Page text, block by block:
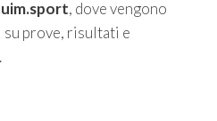
, dove vengono
prove, risultati e